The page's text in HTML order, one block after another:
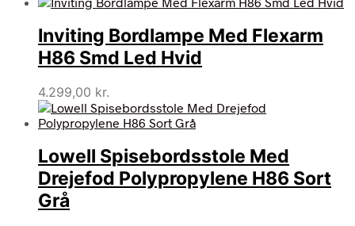
Inviting Bordlampe Med Flexarm
H86 Smd Led Hvid
4.299,00 kr.
Lowell Spisebordsstole Med
Drejefod Polypropylene H86 Sort
Grå